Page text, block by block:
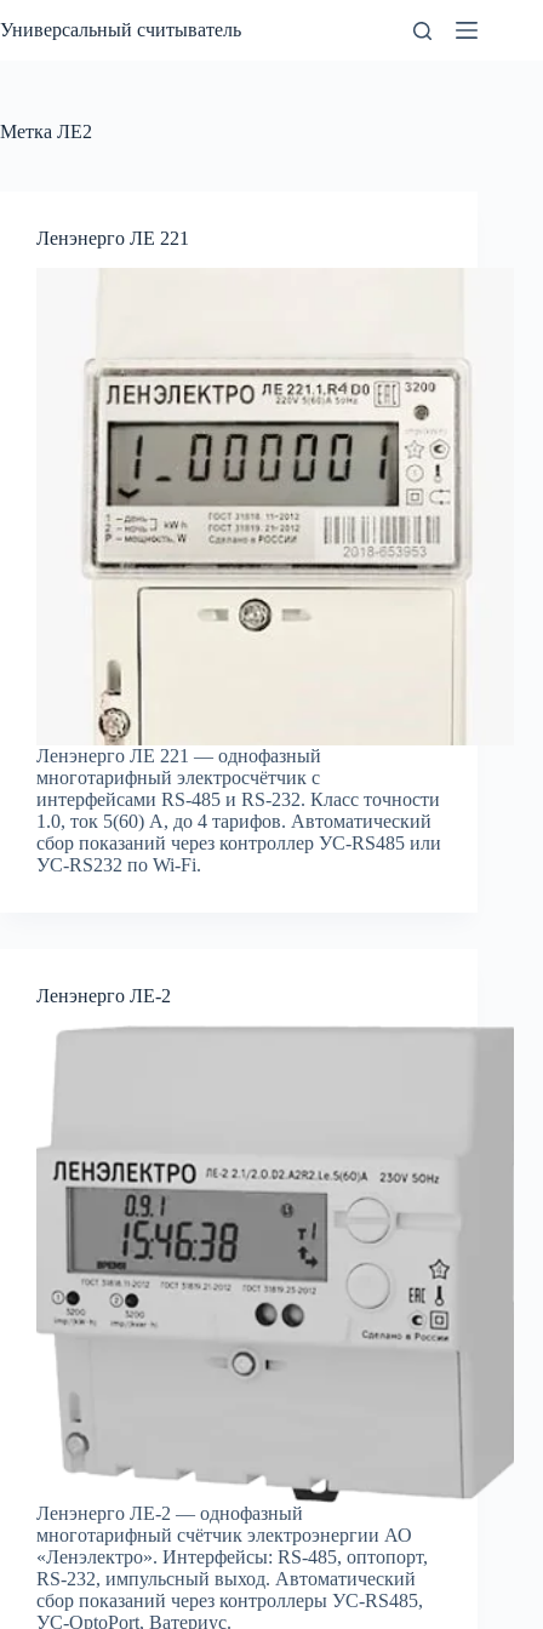
к
Универсальный считыватель
Метка ЛЕ2
Ленэнерго ЛЕ 221
Ленэнерго ЛЕ 221 — однофазный
многотарифный электросчётчик с
интерфейсами RS-485 и RS-232. Класс точности
1.0, ток 5(60) А, до 4 тарифов. Автоматический
сбор показаний через контроллер УС-RS485 или
УС-RS232 по Wi-Fi.
Ленэнерго ЛЕ-2
Ленэнерго ЛЕ-2 — однофазный
многотарифный счётчик электроэнергии АО
«Ленэлектро». Интерфейсы: RS-485, оптопорт,
RS-232, импульсный выход. Автоматический
сбор показаний через контроллеры УС-RS485,
УС-OptoPort, Ватериус.